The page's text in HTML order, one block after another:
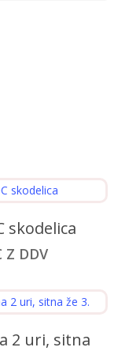
Možnosti
skodelica
Z DDV
2 uri, sitna